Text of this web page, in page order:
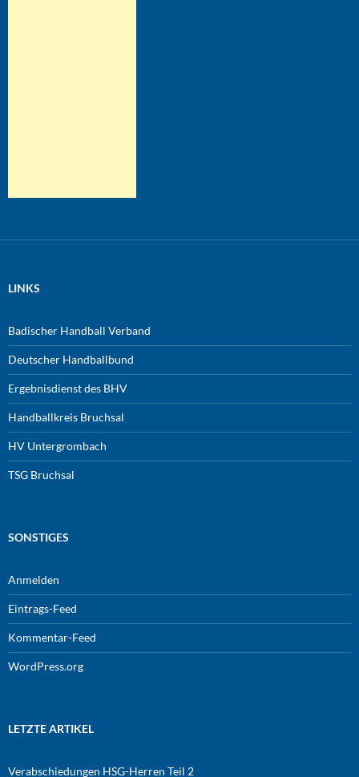
LINKS
Badischer Handball Verband
Deutscher Handballbund
Ergebnisdienst des BHV
Handballkreis Bruchsal
HV Untergrombach
TSG Bruchsal
SONSTIGES
Anmelden
Eintrags-Feed
Kommentar-Feed
WordPress.org
LETZTE ARTIKEL
Verabschiedungen HSG-Herren Teil 2